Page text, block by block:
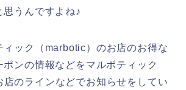
思うんですよね♪
ィック（marbotic）のお店のお得な
ンの情報などをマルボティック
店のラインなどでお知らせをしてい